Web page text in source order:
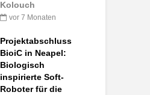
Kolouch
vor 7 Monaten
Projektabschluss
BioiC in Neapel:
Biologisch
inspirierte Soft-
Roboter für die